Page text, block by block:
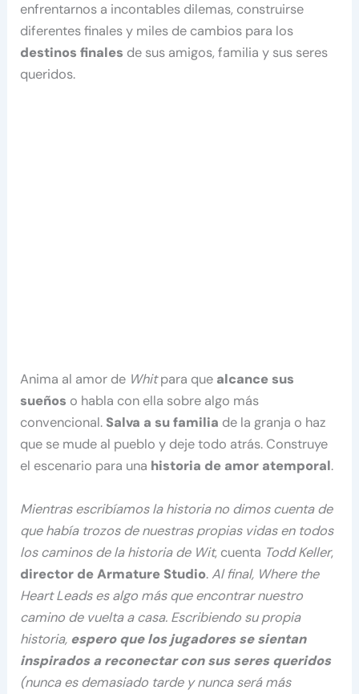
enfrentarnos a incontables dilemas, construirse
diferentes finales y miles de cambios para los
destinos finales de sus amigos, familia y sus seres
queridos.
Anima al amor de Whitpara que alcance sus
sueños o habla con ella sobre algo más
convencional. Salva a su familia de la granja o haz
que se mude al pueblo y deje todo atrás. Construye
el escenario para una historia de amor atemporal.
Mientras escribíamos la historia no dimos cuenta de
que había trozos de nuestras propias vidas en todos
los caminos de la historia de Wit, cuenta Todd Keller,
director de Armature Studio.Al final, Where the
Heart Leads es algo más que encontrar nuestro
camino de vuelta a casa. Escribiendo su propia
historia, espero que los jugadores se sientan
inspirados a reconectar con sus seres queridos
(nunca es demasiado tarde y nunca será más